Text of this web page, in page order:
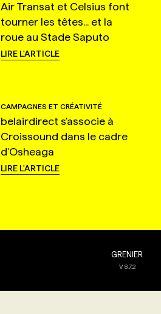
Air Transat et Celsius font
tourner les têtes... et la
roue au Stade Saputo
LIRE L'ARTICLE
CAMPAGNES ET CRÉATIVITÉ
belairdirect s'associe à
Croissound dans le cadre
d'Osheaga
LIRE L'ARTICLE
GRENIER
V8.7.2